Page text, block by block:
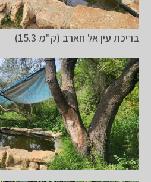
בריכת עין אל חארב (ק"מ 15.3)